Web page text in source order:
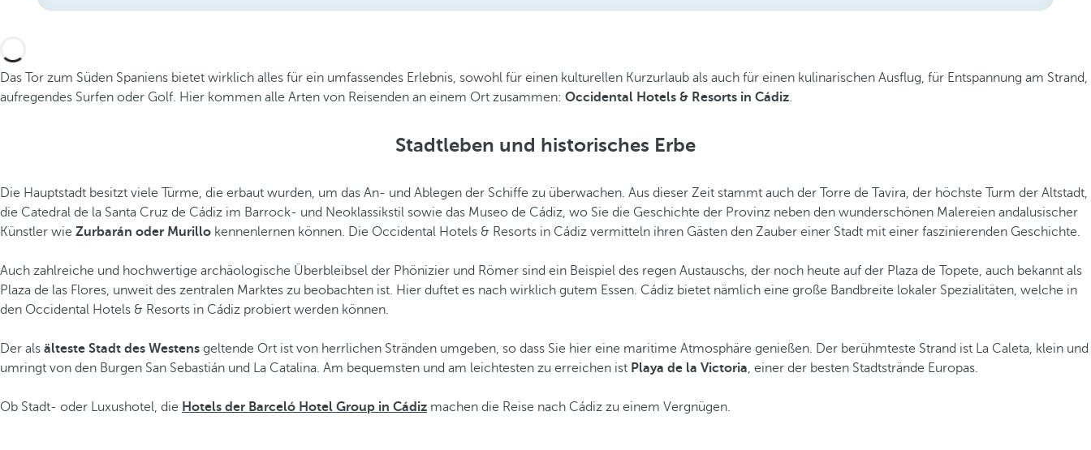
Das Tor zum Süden Spaniens bietet wirklich alles für ein umfassendes Erlebnis, sowohl für einen kulturellen Kurzurlaub als auch für einen kulinarischen Ausflug, für Entspannung am Strand,
aufregendes Surfen oder Golf. Hier kommen alle Arten von Reisenden an einem Ort zusammen: Occidental Hotels & Resorts in Cádiz.
Stadtleben und historisches Erbe
Die Hauptstadt besitzt viele Türme, die erbaut wurden, um das An- und Ablegen der Schiffe zu überwachen. Aus dieser Zeit stammt auch der Torre de Tavira, der höchste Turm der Altstadt,
die Catedral de la Santa Cruz de Cádiz im Barrock- und Neoklassikstil sowie das Museo de Cádiz, wo Sie die Geschichte der Provinz neben den wunderschönen Malereien andalusischer
Künstler wie Zurbarán oder Murillo kennenlernen können. Die Occidental Hotels & Resorts in Cádiz vermitteln ihren Gästen den Zauber einer Stadt mit einer faszinierenden Geschichte.
Auch zahlreiche und hochwertige archäologische Überbleibsel der Phönizier und Römer sind ein Beispiel des regen Austauschs, der noch heute auf der Plaza de Topete, auch bekannt als
Plaza de las Flores, unweit des zentralen Marktes zu beobachten ist. Hier duftet es nach wirklich gutem Essen. Cádiz bietet nämlich eine große Bandbreite lokaler Spezialitäten, welche in
den Occidental Hotels & Resorts in Cádiz probiert werden können.
Der als älteste Stadt des Westens geltende Ort ist von herrlichen Stränden umgeben, so dass Sie hier eine maritime Atmosphäre genießen. Der berühmteste Strand ist La Caleta, klein und
umringt von den Burgen San Sebastián und La Catalina. Am bequemsten und am leichtesten zu erreichen ist Playa de la Victoria, einer der besten Stadtstrände Europas.
Ob Stadt- oder Luxushotel, die Hotels der Barceló Hotel Group in Cádiz machen die Reise nach Cádiz zu einem Vergnügen.